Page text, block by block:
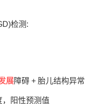
检测:
展障碍 + 胎儿结构异常
阳性预测值